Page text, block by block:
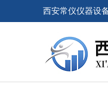
西安常仪仪器设